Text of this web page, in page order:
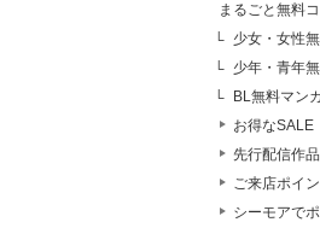
まるごと無料
少女・女性
少年・青年
BL無料マン
お得なSALE
先行配信作品
ご来店ポイ
シーモアで